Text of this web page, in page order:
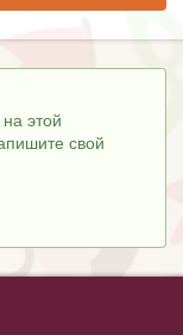
этой
свой